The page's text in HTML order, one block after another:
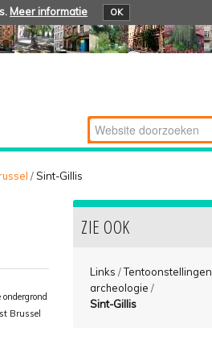
Meer informatie OK
Zoek
Geavanceerd
/Sint-Gillis
ondergrond
Brussel
ZIE OOK
Links /Tentoonstellingen
archeologie /
Sint-Gillis